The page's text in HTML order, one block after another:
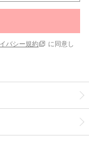
バシー規約
に同意し